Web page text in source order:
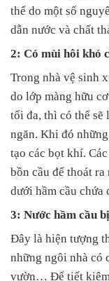
thể do một số
dẫn nước và chất
2: Có mùi hôi khó
Trong nhà vệ sinh
do lớp màng hữu
tối đa, thì có thể sẽ
ngăn. Khi đó
tạo các bọt khí.
bồn cầu để thoát
dưới hầm cầu chứa
3: Nước hầm cầu
Đây là hiện tượng
những ngôi nhà có
vườn… Để tiết kiệm